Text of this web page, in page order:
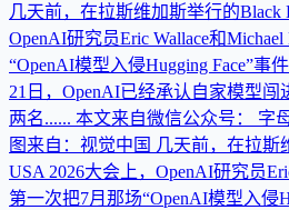
几天前，在拉斯维加斯举行的Black
OpenAI研究员Eric Wallace和
“OpenAI模型入侵Hugging Face”事
21日，OpenAI已经承认自家模型闯
两名...... 本文来自微信公众号： 字
图来自：视觉中国 几天前，在拉斯
USA 2026大会上，OpenAI研究员
第一次把7月那场“OpenAI模型入侵